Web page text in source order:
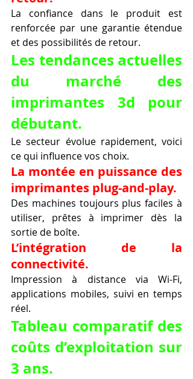
La confiance dans le produit est
renforcée par une garantie étendue
et des possibilités de retour.
Les tendances actuelles
du marché des
imprimantes 3d pour
débutant.
Le secteur évolue rapidement, voici
ce qui influence vos choix.
La montée en puissance des
imprimantes plug-and-play.
Des machines toujours plus faciles à
utiliser, prêtes à imprimer dès la
sortie de boîte.
L’intégration de la
connectivité.
Impression à distance via Wi-Fi,
applications mobiles, suivi en temps
réel.
Tableau comparatif des
coûts d’exploitation sur
3 ans.